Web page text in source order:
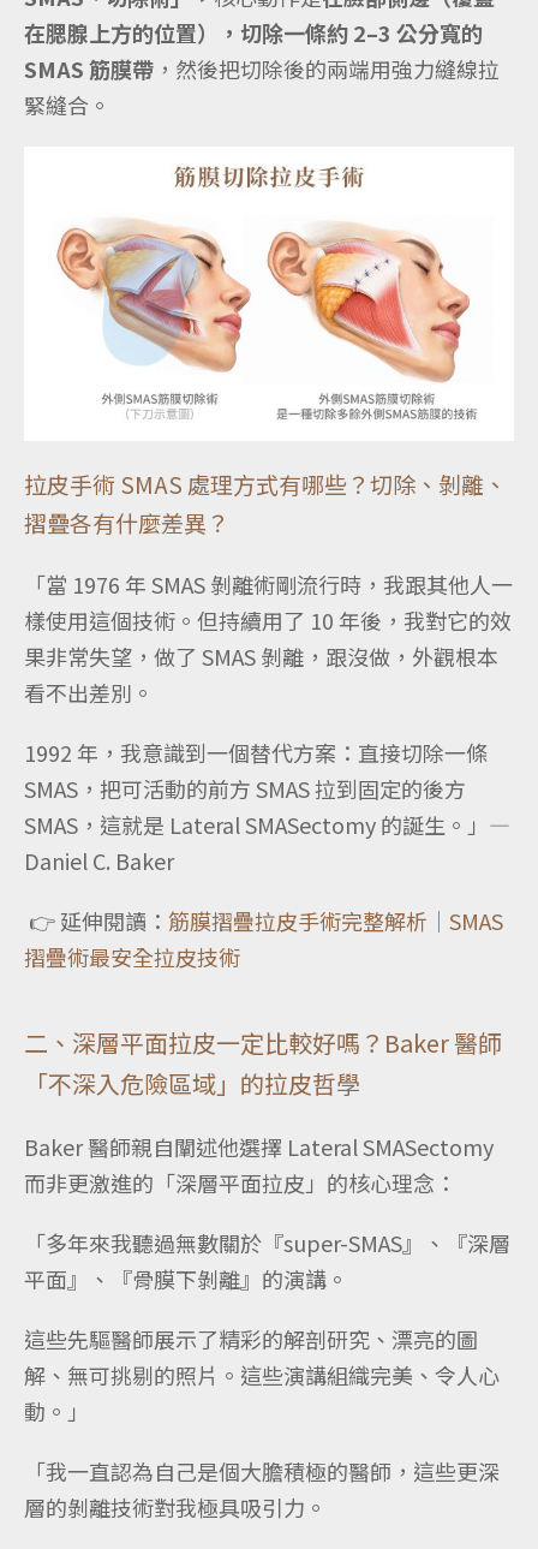
在腮腺上方的位置），切除一條約 2–3 公分寬的
SMAS 筋膜帶 ，然後把切除後的兩端用強力縫線拉
緊縫合。
拉皮手術 SMAS 處理方式有哪些？切除、剝離、
摺疊各有什麼差異？
「當 1976 年 SMAS 剝離術剛流行時，我跟其他人一
樣使用這個技術。但持續用了 10 年後，我對它的效
果非常失望，做了 SMAS 剝離，跟沒做，外觀根本
看不出差別。
1992 年，我意識到一個替代方案：直接切除一條
SMAS，把可活動的前方 SMAS 拉到固定的後方
SMAS，這就是 Lateral SMASectomy 的誕生。」—
Daniel C. Baker
👉 延伸閱讀： 筋膜摺疊拉皮手術完整解析｜SMAS
摺疊術最安全拉皮技術
二、深層平面拉皮一定比較好嗎？Baker 醫師
「不深入危險區域」的拉皮哲學
Baker 醫師親自闡述他選擇 Lateral SMASectomy
而非更激進的「深層平面拉皮」的核心理念：
「多年來我聽過無數關於『super-SMAS』、『深層
平面』、『骨膜下剝離』的演講。
這些先驅醫師展示了精彩的解剖研究、漂亮的圖
解、無可挑剔的照片。這些演講組織完美、令人心
動。」
「我一直認為自己是個大膽積極的醫師，這些更深
層的剝離技術對我極具吸引力。